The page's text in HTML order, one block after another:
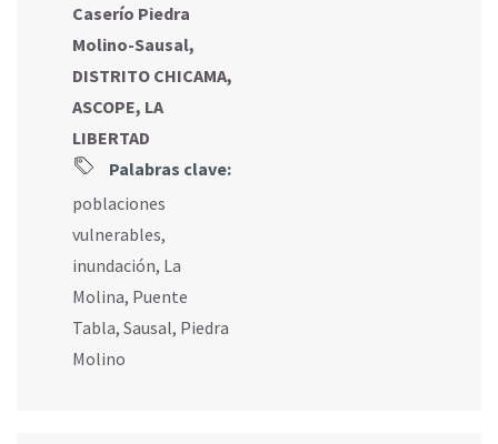
Caserío Piedra
Molino-Sausal,
DISTRITO CHICAMA,
ASCOPE, LA
LIBERTAD
Palabras clave:
poblaciones
vulnerables,
inundación, La
Molina, Puente
Tabla, Sausal, Piedra
Molino